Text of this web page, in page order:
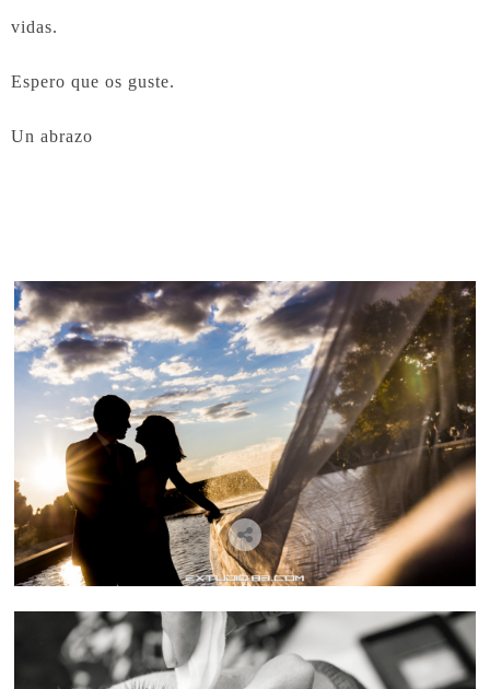
vidas.
Espero que os guste.
Un abrazo